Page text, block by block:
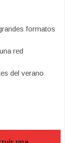
formatos
red
del verano